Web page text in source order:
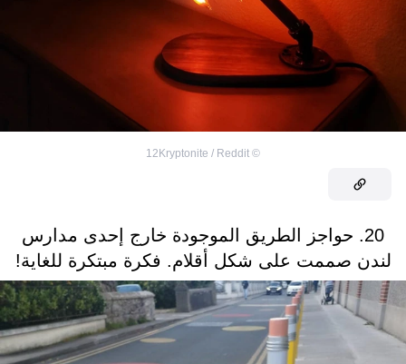
©
12Kryptonite / Reddit
20. حواجز الطريق الموجودة خارج إحدى مدارس
لندن صممت على شكل أقلام. فكرة مبتكرة للغاية!